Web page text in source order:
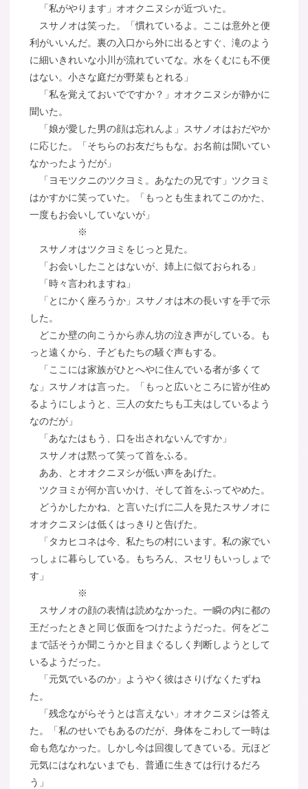
「私がやります」オオクニヌシが近づいた。
スサノオは笑った。「慣れているよ。ここは意外と便
利がいいんだ。裏の入口から外に出るとすぐ、滝のよう
に細いきれいな小川が流れていてな。水をくむにも不便
はない。小さな庭だが野菜もとれる」
「私を覚えておいでですか？」オオクニヌシが静かに
聞いた。
「娘が愛した男の顔は忘れんよ」スサノオはおだやか
に応じた。「そちらのお友だちもな。お名前は聞いてい
なかったようだが」
「ヨモツクニのツクヨミ。あなたの兄です」ツクヨミ
はかすかに笑っていた。「もっとも生まれてこのかた、
一度もお会いしていないが」
※
スサノオはツクヨミをじっと見た。
「お会いしたことはないが、姉上に似ておられる」
「時々言われますね」
「とにかく座ろうか」スサノオは木の長いすを手で示
した。
どこか壁の向こうから赤ん坊の泣き声がしている。も
っと遠くから、子どもたちの騒ぐ声もする。
「ここには家族がひとへやに住んでいる者が多くて
な」スサノオは言った。「もっと広いところに皆が住め
るようにしようと、三人の女たちも工夫はしているよう
なのだが」
「あなたはもう、口を出されないんですか」
スサノオは黙って笑って首をふる。
ああ、とオオクニヌシが低い声をあげた。
ツクヨミが何か言いかけ、そして首をふってやめた。
どうかしたかね、と言いたげに二人を見たスサノオに
オオクニヌシは低くはっきりと告げた。
「タカヒコネは今、私たちの村にいます。私の家でい
っしょに暮らしている。もちろん、スセリもいっしょで
す」
※
スサノオの顔の表情は読めなかった。一瞬の内に都の
王だったときと同じ仮面をつけたようだった。何をどこ
まで話そうか聞こうかと目まぐるしく判断しようとして
いるようだった。
「元気でいるのか」ようやく彼はさりげなくたずね
た。
「残念ながらそうとは言えない」オオクニヌシは答え
た。「私のせいでもあるのだが、身体をこわして一時は
命も危なかった。しかし今は回復してきている。元ほど
元気にはなれないまでも、普通に生きては行けるだろ
う」